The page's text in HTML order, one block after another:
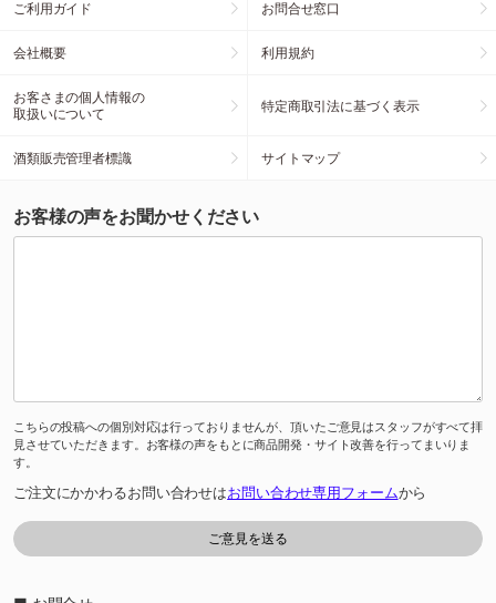
ご利用ガイド お問合せ窓口
会社概要 利用規約
お客さまの個人情報の
取扱いについて
特定商取引法に基づく表示
酒類販売管理者標識 サイトマップ
お客様の声をお聞かせください
こちらの投稿への個別対応は行っておりませんが、頂いたご意見はスタッフがすべて拝
見させていただきます。お客様の声をもとに商品開発・サイト改善を行ってまいりま
す。
ご注文にかかわるお問い合わせはお問い合わせ専用フォームから